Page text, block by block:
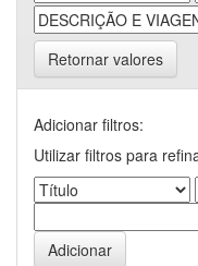
Retornar valores
Adicionar filtros:
Utilizar filtros para